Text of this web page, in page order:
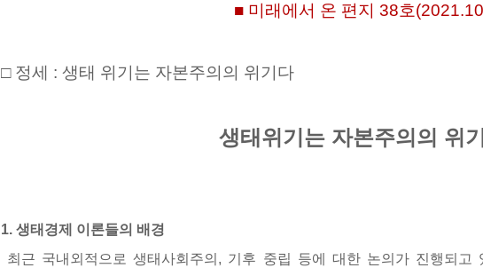
■ 미래에서 온 편지 38호
□ 정세 : 생태 위기는 자본주의의 위기다
생태위기는 자본주의의 위
1. 생태경제 이론들의 배경
최근 국내외적으로 생태사회주의, 기후 중립 등에 대한 논의가 진행되